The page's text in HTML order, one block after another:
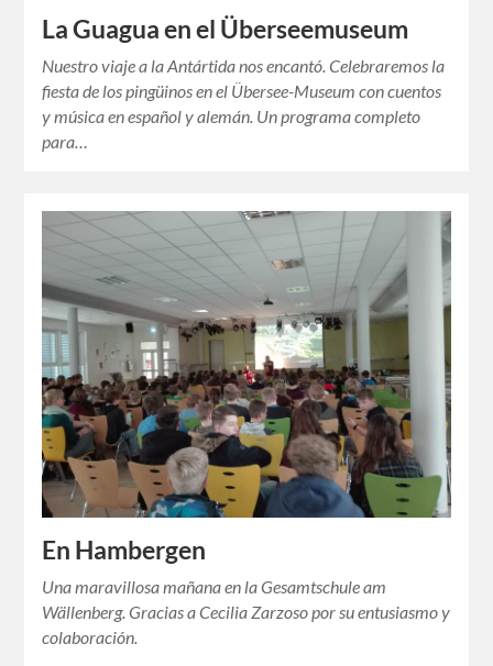
La Guagua en el Überseemuseum
Nuestro viaje a la Antártida nos encantó. Celebraremos la
fiesta de los pingüinos en el Übersee-Museum con cuentos
y música en español y alemán. Un programa completo
para…
En Hambergen
Una maravillosa mañana en la Gesamtschule am
Wällenberg. Gracias a Cecilia Zarzoso por su entusiasmo y
colaboración.